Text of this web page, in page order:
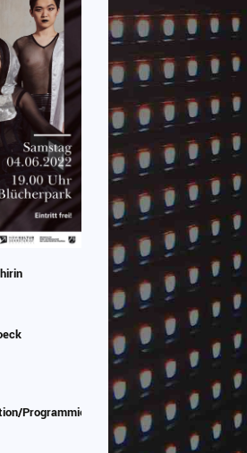
Programmierung